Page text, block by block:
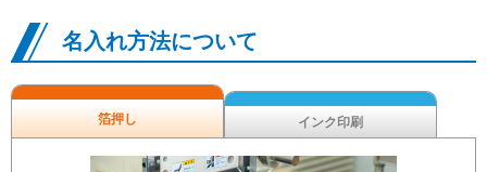
名入れ方法について
箔押し インク印刷